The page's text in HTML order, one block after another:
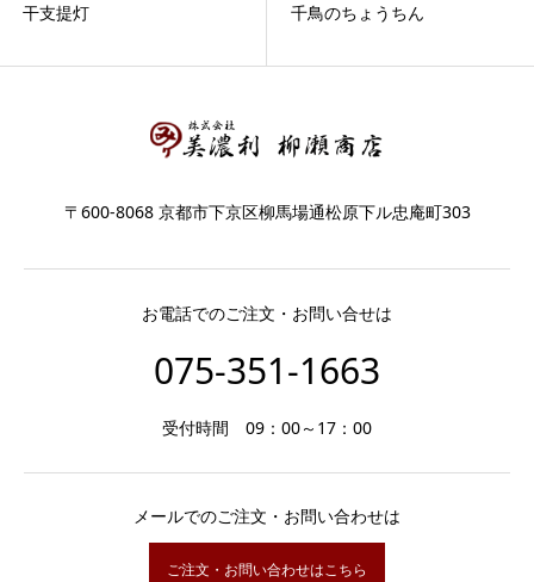
干支提灯 千鳥のちょうちん
〒600-8068 京都市下京区柳馬場通松原下ル忠庵町303
お電話でのご注文・お問い合せは
075-351-1663
受付時間 09：00～17：00
メールでのご注文・お問い合わせは
ご注文・お問い合わせはこちら